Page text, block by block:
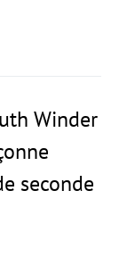
Winder
seconde